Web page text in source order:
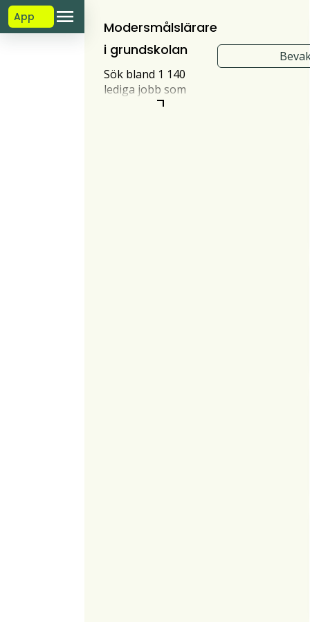
App
Modersmålslärare
i grundskolan
Sök bland 1 140
lediga jobb som
Modersmålslärare i